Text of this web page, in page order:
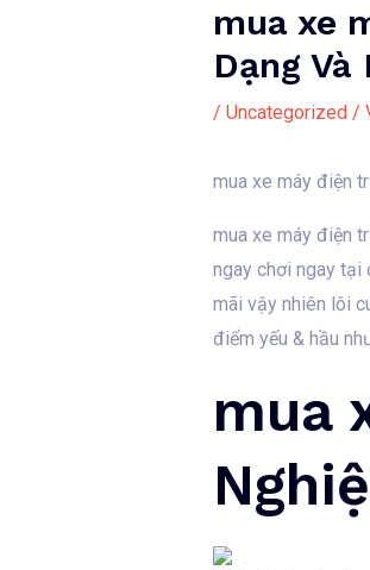
mua xe
Dạng Và
/ Uncategorized /
mua xe máy điện
mua xe máy điện
ngay chơi ngay tại
mãi vậy nhiên lôi
điểm yếu & hầu
mua